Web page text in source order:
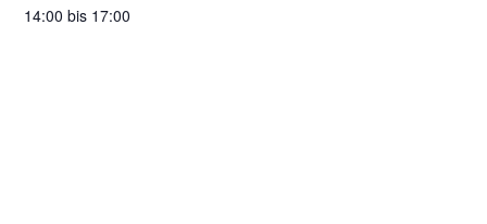
14:00 bis 17:00